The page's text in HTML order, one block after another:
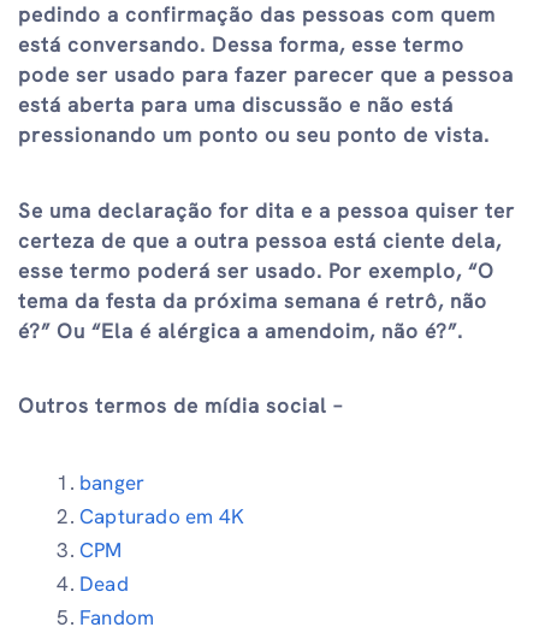
pedindo a confirmação das pessoas com quem
está conversando. Dessa forma, esse termo
pode ser usado para fazer parecer que a pessoa
está aberta para uma discussão e não está
pressionando um ponto ou seu ponto de vista.
Se uma declaração for dita e a pessoa quiser ter
certeza de que a outra pessoa está ciente dela,
esse termo poderá ser usado. Por exemplo, “O
tema da festa da próxima semana é retrô, não
é?” Ou “Ela é alérgica a amendoim, não é?”.
Outros termos de mídia social –
banger
Capturado em 4K
CPM
Dead
Fandom